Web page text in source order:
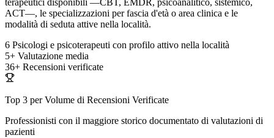
terapeutici disponibili —CBT, EMDR, psicoanalitico, sistemico,
ACT—, le specializzazioni per fascia d'età o area clinica e le
modalità di seduta attive nella località.
6 Psicologi e psicoterapeuti con profilo attivo nella località
5+ Valutazione media
36+ Recensioni verificate
Top 3 per Volume di Recensioni Verificate
Professionisti con il maggiore storico documentato di valutazioni di
pazienti